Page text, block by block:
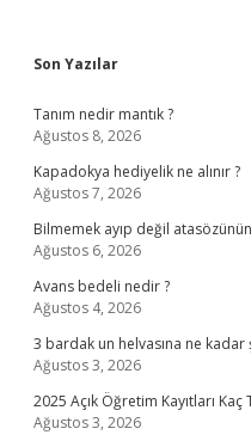
Sidebar
Son Yazılar
Tanım nedir mantık ?
Ağustos 8, 2026
Kapadokya hediyelik ne alınır ?
Ağustos 7, 2026
Bilmemek ayıp değil
Ağustos 6, 2026
Avans bedeli nedir ?
Ağustos 4, 2026
3 bardak un helvasına ne kadar
Ağustos 3, 2026
2025 Açık Öğretim Kayıtları Kaç
Ağustos 3, 2026